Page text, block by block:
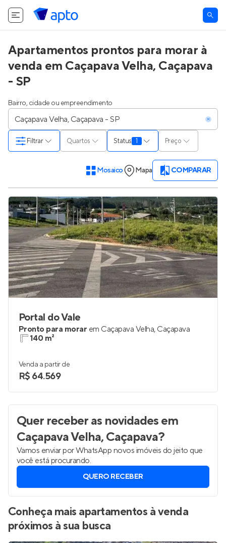
Apartamentos prontos para morar à
venda em Caçapava Velha, Caçapava
- SP
Bairro, cidade ou empreendimento
Quartos Status 1 Preço
Filtrar
Mosaico Mapa COMPARAR
Portal do Vale
Pronto para morar em Caçapava Velha, Caçapava
140 m²
Venda a partir de
R$ 64.569
Quer receber as novidadesem
Caçapava Velha, Caçapava?
Vamos enviar por WhatsApp novos imóveis do jeito que
você está procurando.
QUERO RECEBER
Conheça mais apartamentos à venda
próximos à sua busca